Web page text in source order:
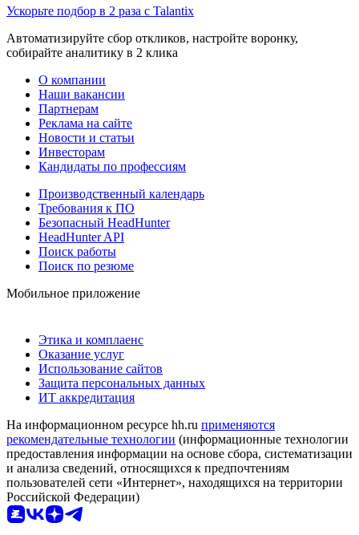
Ускорьте подбор в 2 раза с Talantix
Автоматизируйте сбор откликов, настройте воронку,
собирайте аналитику в 2 клика
О компании
Наши вакансии
Партнерам
Реклама на сайте
Новости и статьи
Инвесторам
Кандидаты по профессиям
Производственный календарь
Требования к ПО
Безопасный HeadHunter
HeadHunter API
Поиск работы
Поиск по резюме
Мобильное приложение
Этика и комплаенс
Оказание услуг
Использование сайтов
Защита персональных данных
ИТ аккредитация
На информационном ресурсе hh.ru применяются
рекомендательные технологии (информационные технологии
предоставления информации на основе сбора, систематизации
и анализа сведений, относящихся к предпочтениям
пользователей сети «Интернет», находящихся на территории
Российской Федерации)